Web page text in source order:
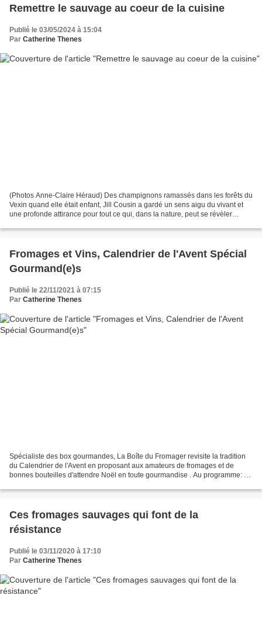
Remettre le sauvage au coeur de la cuisine
Publié le 03/05/2024 à 15:04
Par Catherine Thenes
(Photos Anne-Claire Héraud) Des champignons ramassés dans les forêts du
Vexin quand elle était enfant, Jill Cousin a gardé un sens aigu du vivant et
une profonde attirance pour tout ce qui, dans la nature, peut se révèler
Fromages et Vins, Calendrier de l'Avent Spécial
Gourmand(e)s
Publié le 22/11/2021 à 07:15
Par Catherine Thenes
Spécialiste des box gourmandes, La Boîte du Fromager revisite la tradition
du Calendrier de l'Avent en proposant aux amateurs de fromages et de
bonnes bouteilles d'attendre Noël en toute gourmandise . Au programme: 24
Ces fromages sauvages qui font de la
résistance
Publié le 03/11/2020 à 17:10
Par Catherine Thenes